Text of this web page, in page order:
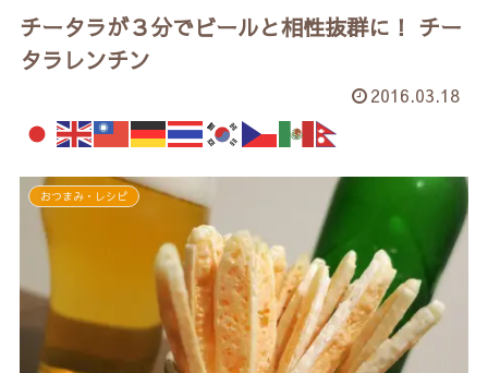
チータラが３分でビールと相性抜群に！ チー
タラレンチン
2016.03.18
おつまみ・レシピ